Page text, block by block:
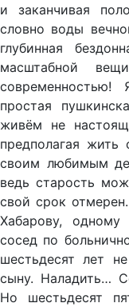
и заканчивая
словно воды
глубинная
масштабной
современностью!
простая
живём не
предполагая жить
своим любимым
ведь старость
свой срок
Хабарову, одному
сосед по
шестьдесят лет
сыну. Наладить…
Но шестьдесят